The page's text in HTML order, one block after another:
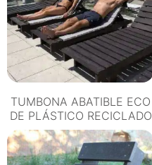
TUMBONA ABATIBLE ECO
DE PLÁSTICO RECICLADO